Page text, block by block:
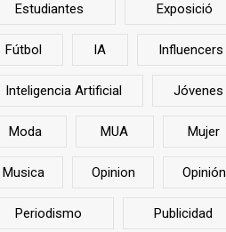
Estudiantes Exposició
Fútbol IA Influencers
Inteligencia Artificial Jóvenes
Moda MUA Mujer
Musica Opinion Opinión
Periodismo Publicidad